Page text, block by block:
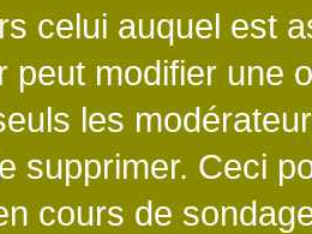
celui auquel est
peut modifier une
les
supprimer. Ceci
cours de